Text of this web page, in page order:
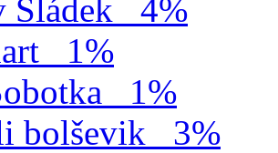
Sládek
4%
1%
1%
bolševik
3%